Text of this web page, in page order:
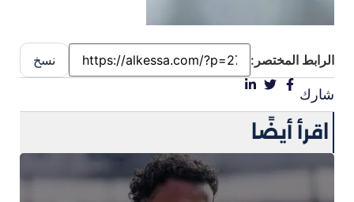
الرابط المختصر: نسخ
شارك
اقرأ أيضًا